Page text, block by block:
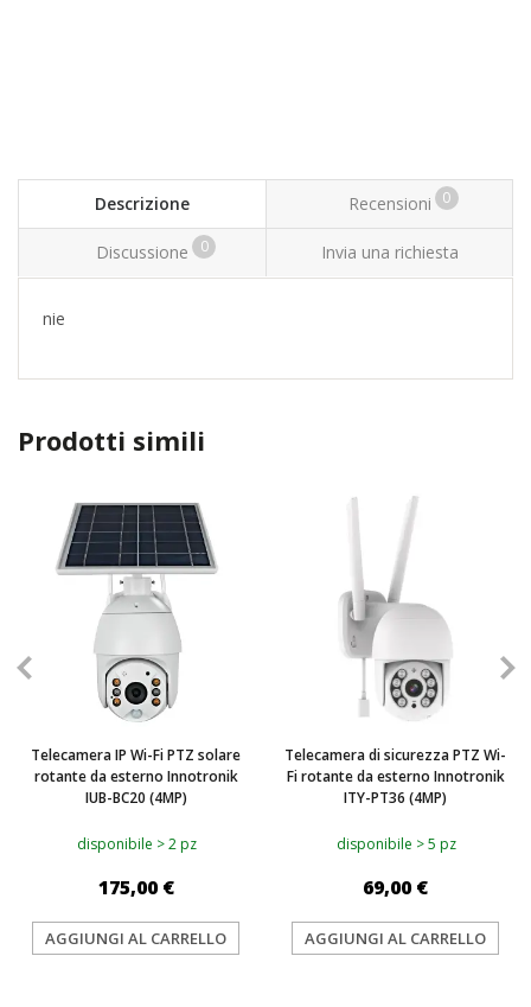
Descrizione Recensioni 0
Discussione 0 Invia una richiesta
nie
Prodotti simili
Telecamera IP Wi-Fi PTZ solare
rotante da esterno Innotronik
IUB-BC20 (4MP)
disponibile > 2 pz
175,00 €
AGGIUNGI AL CARRELLO
Telecamera di sicurezza PTZ Wi-
Fi rotante da esterno Innotronik
ITY-PT36 (4MP)
disponibile > 5 pz
69,00 €
AGGIUNGI AL CARRELLO